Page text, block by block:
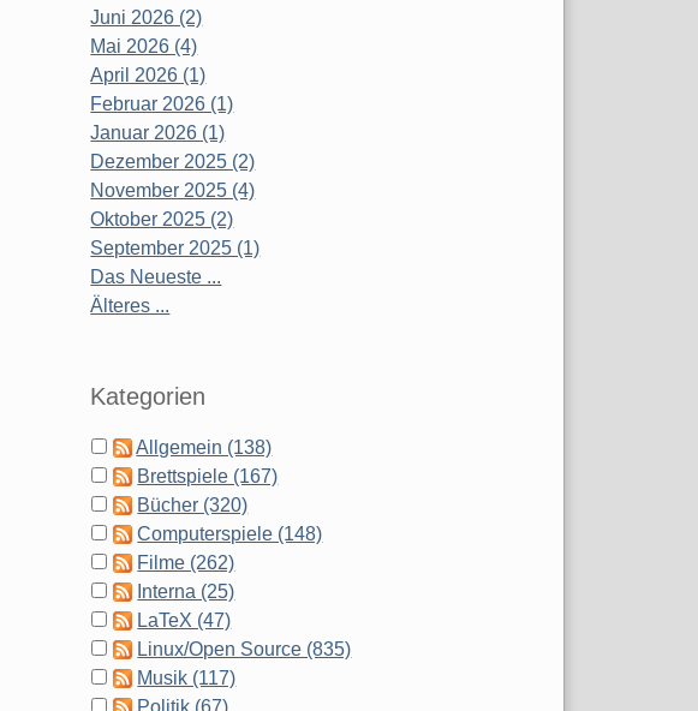
Juni 2026 (2)
Mai 2026 (4)
April 2026 (1)
Februar 2026 (1)
Januar 2026 (1)
Dezember 2025 (2)
November 2025 (4)
Oktober 2025 (2)
September 2025 (1)
Das Neueste ...
Älteres ...
Kategorien
Allgemein (138)
Brettspiele (167)
Bücher (320)
Computerspiele (148)
Filme (262)
Interna (25)
LaTeX (47)
Linux/Open Source (835)
Musik (117)
Politik (67)